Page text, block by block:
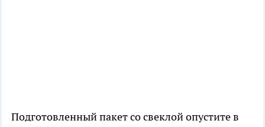
Подготовленный пакет со свеклой опустите в